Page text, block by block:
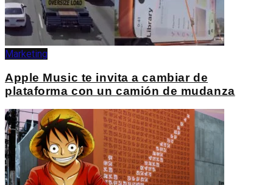
Marketing
Apple Music te invita a cambiar de
plataforma con un camión de mudanza